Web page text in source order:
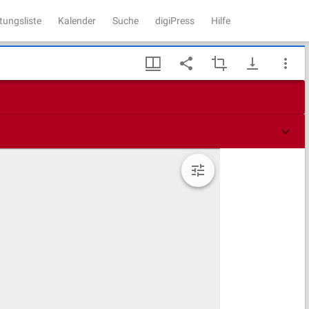
Kalender Suche digiPress Hilfe